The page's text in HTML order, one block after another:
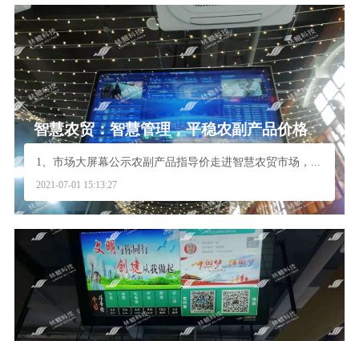
智慧农贸：智慧管理，平稳农副产品价格
1、市场大屏幕公示农副产品指导价走进智慧农贸市场，...
2021-07-01 15:13:27